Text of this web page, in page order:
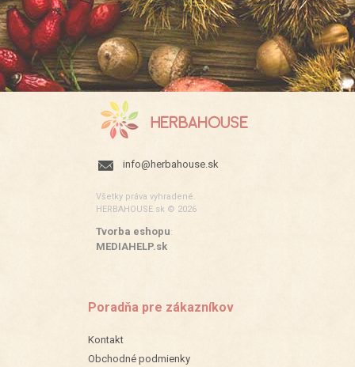
info@herbahouse.sk
Všetky práva vyhradené.
HERBAHOUSE.sk © 2026
Tvorba eshopu:
MEDIAHELP.sk
Poradňa pre zákazníkov
Kontakt
Obchodné podmienky